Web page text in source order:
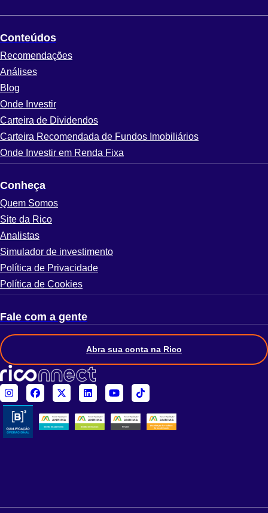
Conteúdos
Recomendações
Análises
Blog
Onde Investir
Carteira de Dividendos
Carteira Recomendada de Fundos Imobiliários
Onde Investir em Renda Fixa
Conheça
Quem Somos
Site da Rico
Analistas
Simulador de investimento
Política de Privacidade
Política de Cookies
Fale com a gente
Abra sua conta na Rico